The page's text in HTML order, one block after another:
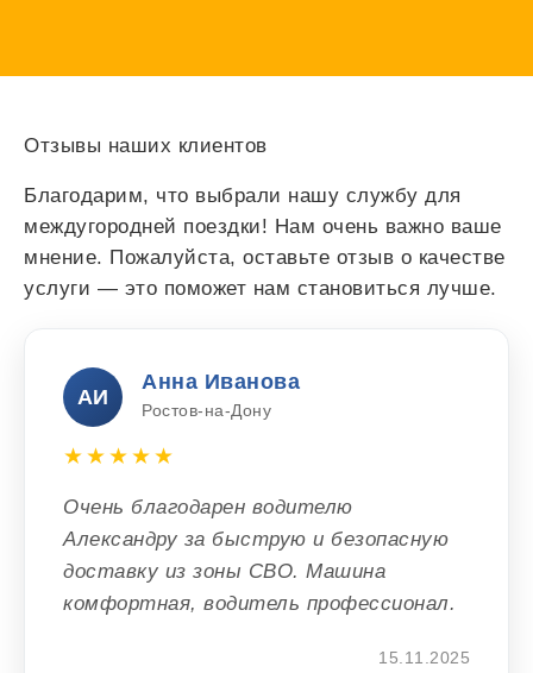
Отзывы наших клиентов
Благодарим, что выбрали нашу службу для
междугородней поездки! Нам очень важно ваше
мнение. Пожалуйста, оставьте отзыв о качестве
услуги — это поможет нам становиться лучше.
АИ
Анна Иванова
Ростов-на-Дону
★★★★★
Очень благодарен водителю
Александру за быструю и безопасную
доставку из зоны СВО. Машина
комфортная, водитель профессионал.
15.11.2025